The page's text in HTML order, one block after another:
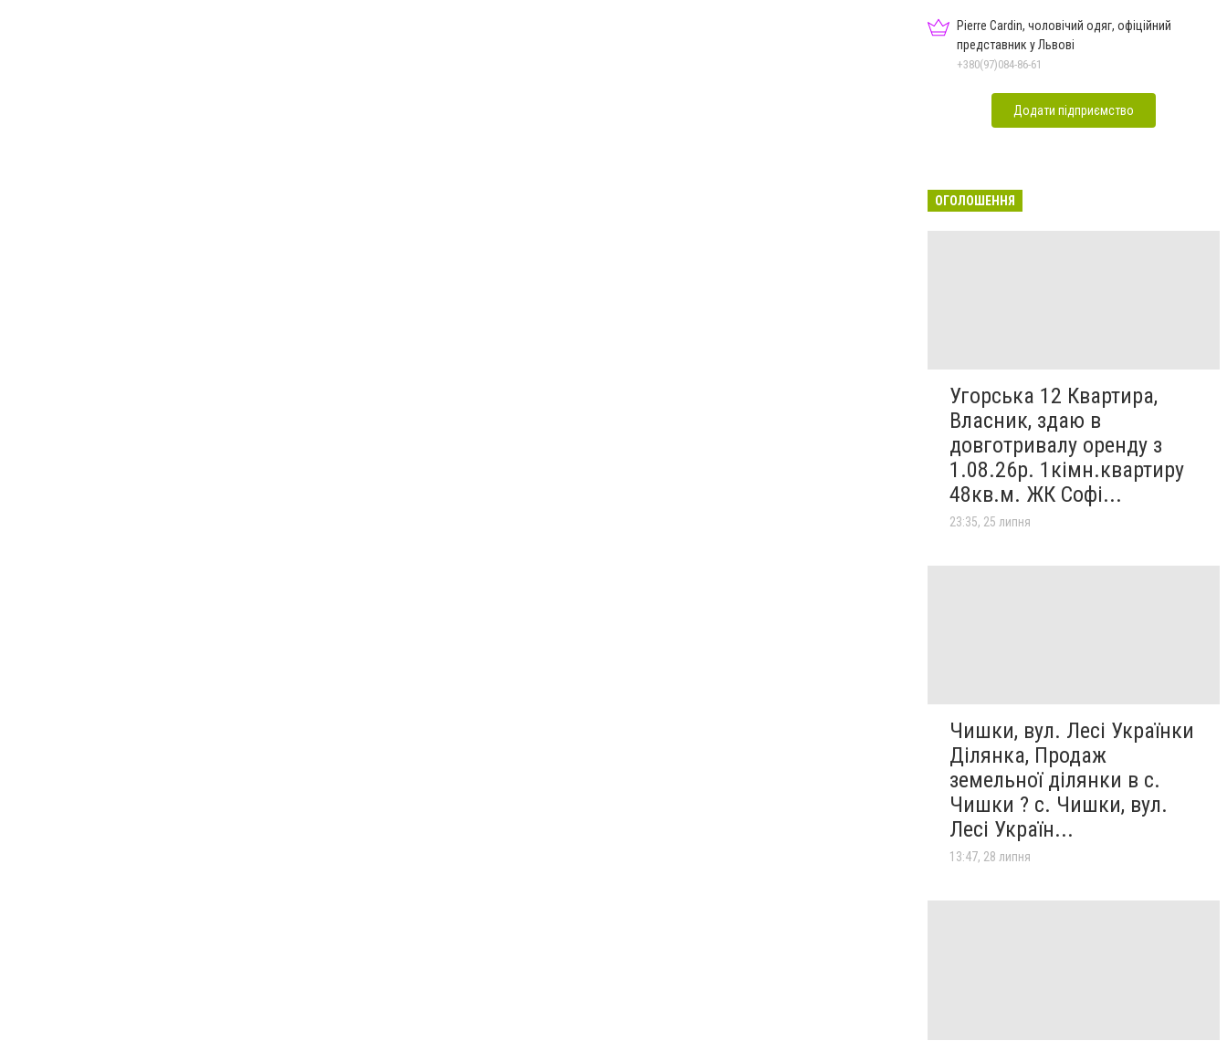
Pierre Cardin, чоловічий одяг, офіційний
представник у Львові
+380(97)084-86-61
Додати підприємство
ОГОЛОШЕННЯ
Угорська 12 Квартира,
Власник, здаю в
довготривалу оренду з
1.08.26р. 1кімн.квартиру
48кв.м. ЖК Софі...
23:35, 25 липня
Чишки, вул. Лесі Українки
Ділянка, Продаж
земельної ділянки в с.
Чишки ? с. Чишки, вул.
Лесі Україн...
13:47, 28 липня